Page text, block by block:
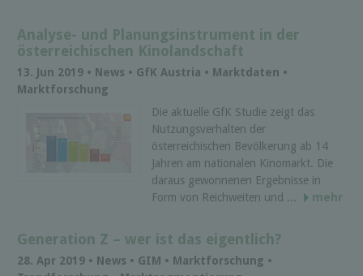
Analyse- und Planungsinstrument in der
österreichischen Kinolandschaft
13. Jun 2019 • News • GfK Austria • Marktdaten •
Marktforschung
Die aktuelle GfK Studie zeigt das
Nutzungsverhalten der
österreichischen Bevölkerung ab 14
Jahren am nationalen Kinomarkt. Die
daraus gewonnenen Ergebnisse in
Form von Reichweiten und ...
mehr
Generation Z – wer ist das eigentlich?
28. Apr 2019 • News • GIM • Marktforschung •